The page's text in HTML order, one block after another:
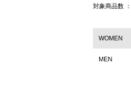
対象商品数 ：
WOMEN
MEN